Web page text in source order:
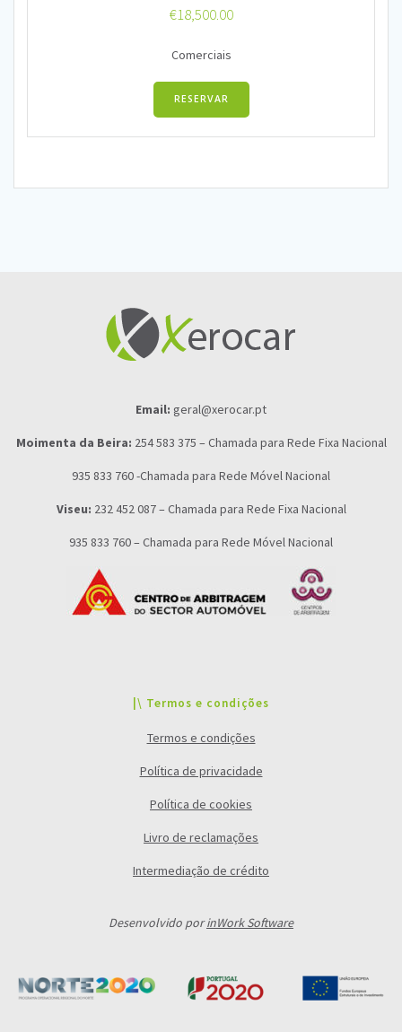
€18,500.00
Comerciais
RESERVAR
Email: geral@xerocar.pt
Moimenta da Beira: 254 583 375 – Chamada para Rede Fixa Nacional
935 833 760 -Chamada para Rede Móvel Nacional
Viseu: 232 452 087 – Chamada para Rede Fixa Nacional
935 833 760 – Chamada para Rede Móvel Nacional
|\ Termos e condições
Termos e condições
Política de privacidade
Política de cookies
Livro de reclamações
Intermediação de crédito
Desenvolvido porinWork Software